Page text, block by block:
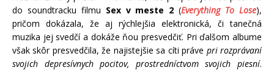
do soundtracku filmu Sex v meste 2 (Everything To Lose),
pričom dokázala, že aj rýchlejšia elektronická, či tanečná
muzika jej svedčí a dokáže ňou presvedčiť. Pri ďalšom albume
však skôr presvedčila, že najistejšie sa cíti práve pri rozprávaní
svojich depresívnych pocitov, prostredníctvom svojich piesní.